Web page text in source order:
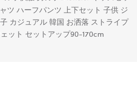
ツ ハーフパンツ 上下セット 子供 ジ
カジュアル 韓国 お洒落 ストライプ
ット セットアップ90-170cm